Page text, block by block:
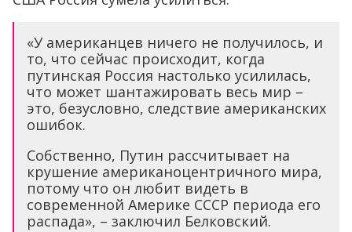
«У американцев ничего не получилось, и
то, что сейчас происходит, когда
путинская Россия настолько усилилась,
что может шантажировать весь мир –
это, безусловно, следствие американских
ошибок.
Собственно, Путин рассчитывает на
крушение американоцентричного мира,
потому что он любит видеть в
современной Америке СССР периода его
распада», – заключил Белковский.